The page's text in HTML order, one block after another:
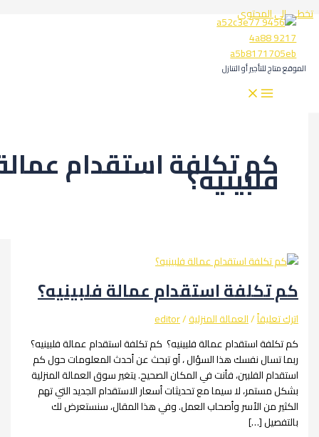
أو التنازل
تكلفة استقدام عمالة
استقدام عمالة فلبينيه؟
/العمالة المنزلية/
editor
استقدام عمالة فلبينيه؟ كم تكلفة استقدام عمالة فلبينيه؟
نفسك هذا السؤال ، أو تبحث عن أحدث المعلومات حول كم
الفلبين، فأنت في المكان الصحيح. يتغير سوق العمالة المنزلية
لا سيما مع تحديثات أسعار الاستقدام الجديد التي تهم
من الأسر وأصحاب العمل. وفي هذا المقال، سنستعرض لك
[…]